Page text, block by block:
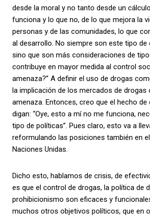
desde la moral y no tanto desde un
funciona y lo que no, de lo que mejora la
personas y de las comunidades, lo que
al desarrollo. No siempre son este tipo de
sino que son más consideraciones de
contribuye en mayor medida al control
amenaza?” A definir el uso de drogas
la implicación de los mercados de drogas
amenaza. Entonces, creo que el hecho de
digan: “Oye, esto a mí no me funciona,
tipo de políticas”. Pues claro, esto va a
reformulando las posiciones también en
Naciones Unidas.
Dicho esto, hablamos de crisis, de
es que el control de drogas, la política de
prohibicionismo son eficaces y
muchos otros objetivos políticos, que en